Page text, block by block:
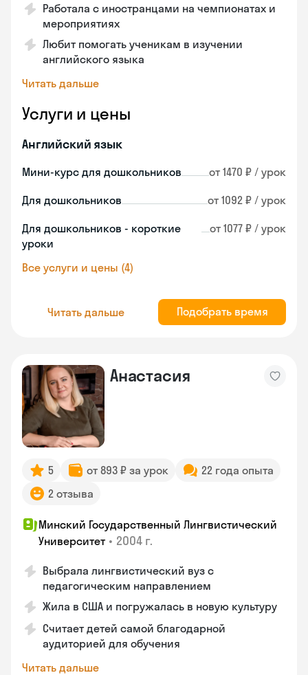
Работала с иностранцами на чемпионатах и
мероприятиях
Любит помогать ученикам в изучении
английского языка
Читать дальше
Услуги и цены
Английский язык
Мини-курс для дошкольников от 1470 ₽ / урок
Для дошкольников от 1092 ₽ / урок
Для дошкольников - короткие
уроки
от 1077 ₽ / урок
Все услуги и цены (4)
Читать дальше Подобрать время
Анастасия
5 от 893 ₽ за урок
22 года опыта
2 отзыва
Минский Государственный Лингвистический
Университет • 2004 г.
Выбрала лингвистический вуз с
педагогическим направлением
Жила в США и погружалась в новую культуру
Считает детей самой благодарной
аудиторией для обучения
Читать дальше